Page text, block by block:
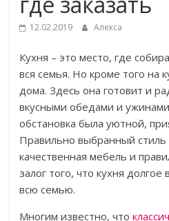
12.02.2019 Алекса
Кухня – это место, где
вся семья. Но кроме того на
дома. Здесь она готовит и
вкусными обедами и
обстановка была уютной,
Правильно выбранный
качественная мебель и
залог того, что кухня
всю семью.
Многим известно, что